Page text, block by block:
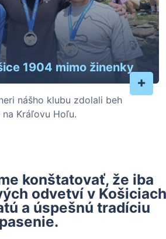
1904 mimo žinenky
+
nášho klubu zdolali beh
Kráľovu Hoľu.
konštatovať, že iba
odvetví v Košiciach
a úspešnú tradíciu